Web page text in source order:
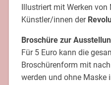
Illustriert mit Werken von
Künstler/innen der
Broschüre zur
Für 5 Euro kann die
Broschürenform mit
werden und ohne Maske